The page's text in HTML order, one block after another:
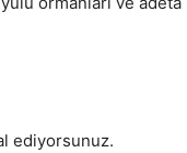
ediyorsunuz.